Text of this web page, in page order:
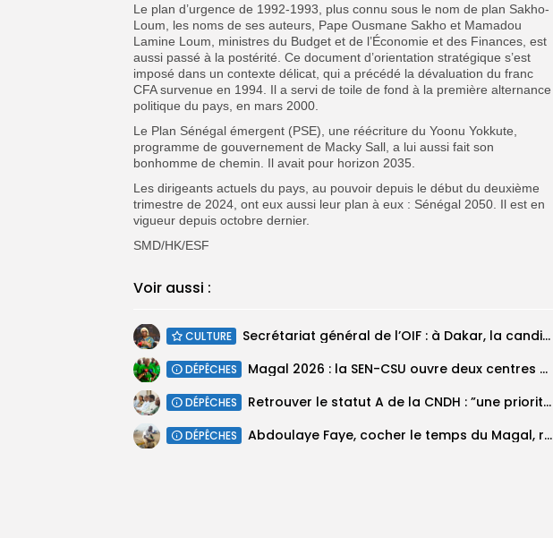
Le plan d’urgence de 1992-1993, plus connu sous le nom de plan Sakho-
Loum, les noms de ses auteurs, Pape Ousmane Sakho et Mamadou
Lamine Loum, ministres du Budget et de l’Économie et des Finances, est
aussi passé à la postérité. Ce document d’orientation stratégique s’est
imposé dans un contexte délicat, qui a précédé la dévaluation du franc
CFA survenue en 1994. Il a servi de toile de fond à la première alternance
politique du pays, en mars 2000.
Le Plan Sénégal émergent (PSE), une réécriture du Yoonu Yokkute,
programme de gouvernement de Macky Sall, a lui aussi fait son
bonhomme de chemin. Il avait pour horizon 2035.
Les dirigeants actuels du pays, au pouvoir depuis le début du deuxième
trimestre de 2024, ont eux aussi leur plan à eux : Sénégal 2050. Il est en
vigueur depuis octobre dernier.
SMD/HK/ESF
Voir aussi :
CULTURE Secrétariat général de l’OIF : à Dakar, la candidate Coumba Bâ, décline...
DÉPÊCHES Magal 2026 : la SEN-CSU ouvre deux centres d’enrôlement à Touba
DÉPÊCHES Retrouver le statut A de la CNDH : ”une priorité nationale”, selon...
DÉPÊCHES Abdoulaye Faye, cocher le temps du Magal, rêve d’un lendemain meilleur